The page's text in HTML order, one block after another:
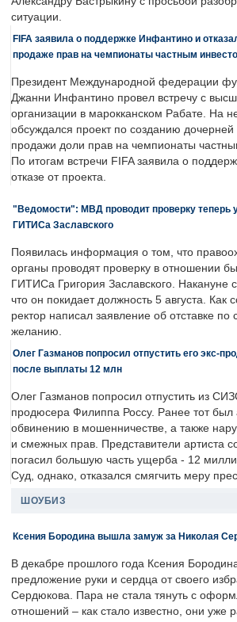
ситуации.
FIFA заявила о поддержке Инфантино и
продаже прав на чемпионаты частным
Президент Международной федерации
Джанни Инфантино провел встречу с
организации в марокканском Рабате. На
обсуждался проект по созданию дочерней
продажи доли прав на чемпионаты
По итогам встречи FIFA заявила о
отказе от проекта.
"Ведомости": МВД проводит проверку теперь
ГИТИСа Заславского
Появилась информация о том, что
органы проводят проверку в отношении
ГИТИСа Григория Заславского. Накануне
что он покидает должность 5 августа. Как
ректор написал заявление об отставке по
желанию.
Олег Газманов попросил отпустить его экс-
после выплаты 12 млн
Олег Газманов попросил отпустить из
продюсера Филиппа Россу. Ранее тот был
обвинению в мошенничестве, а также
и смежных прав. Представители артиста
погасил большую часть ущерба - 12
Суд, однако, отказался смягчить меру
ШОУБИЗ
Ксения Бородина вышла замуж за Николая
В декабре прошлого года Ксения
предложение руки и сердца от своего
Сердюкова. Пара не стала тянуть с
отношений – как стало известно, они уже